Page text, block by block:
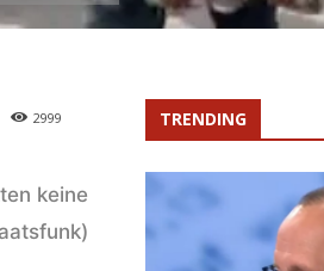
2999
keine
TRENDING